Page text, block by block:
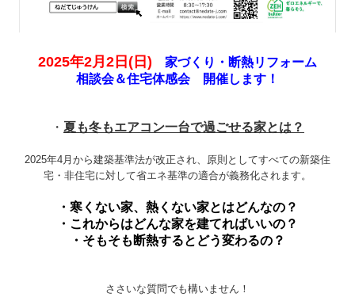
2025年2月2日(日)
家づくり・断熱リフォーム
相談会＆住宅体感会 開催します！
・ 夏も冬もエアコン一台で過ごせる家とは？
2025年4月から建築基準法が改正され、原則としてすべての新築住
宅・非住宅に対して省エネ基準の適合が義務化されます。
・寒くない家、熱くない家とはどんなの？
・これからはどんな家を建てればいいの？
・そもそも断熱するとどう変わるの？
ささいな質問でも構いません！